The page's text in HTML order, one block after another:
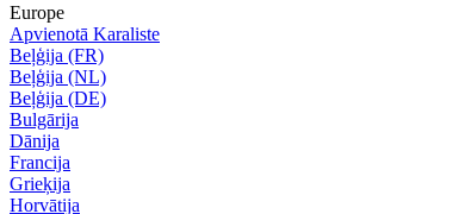
Europe
Apvienotā Karaliste
Beļģija (FR)
Beļģija (NL)
Beļģija (DE)
Bulgārija
Dānija
Francija
Grieķija
Horvātija